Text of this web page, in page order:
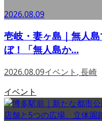
2026.08.09
壱岐・妻ヶ島｜無人
ぼ！「無人島か...
2026.08.09イベント , 長崎
イベント